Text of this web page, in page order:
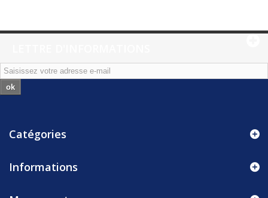
ok
Catégories
Informations